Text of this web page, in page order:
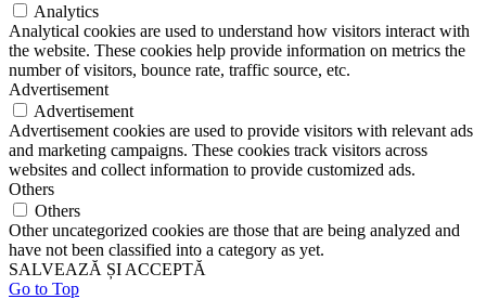
Analytics
Analytical cookies are used to understand how visitors interact with
the website. These cookies help provide information on metrics the
number of visitors, bounce rate, traffic source, etc.
Advertisement
Advertisement
Advertisement cookies are used to provide visitors with relevant ads
and marketing campaigns. These cookies track visitors across
websites and collect information to provide customized ads.
Others
Others
Other uncategorized cookies are those that are being analyzed and
have not been classified into a category as yet.
SALVEAZĂ ȘI ACCEPTĂ
Go to Top